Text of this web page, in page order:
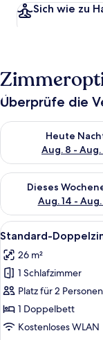
Sich wie zu
Überprüfe die
Heute
Aug. 8 - Aug.
Überprüfe die
Dieses
Aug. 14 - Aug.
Überprüfe die
Alle
Fotos
für
Standard-
Doppelzimmer
anzeigen
4
Standard-
26 m²
1 Schlafzimmer
Platz für 2 Personen
1 Doppelbett
Kostenloses WLAN